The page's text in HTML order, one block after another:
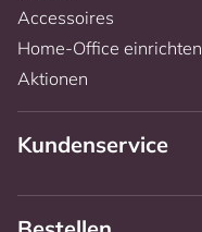
Accessoires
Home-Office einrichten
Aktionen
Kundenservice